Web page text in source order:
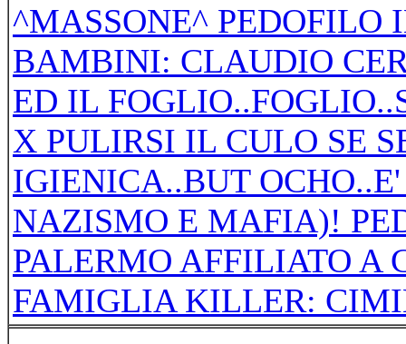
^MASSONE^ PEDOFILO
BAMBINI: CLAUDIO
ED IL
X PULIRSI IL CULO SE
IGIENICA..BUT
NAZISMO E MAFIA)!
PALERMO AFFILIATO A
FAMIGLIA KILLER: